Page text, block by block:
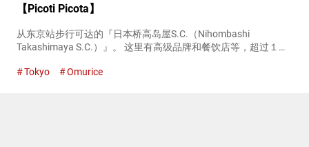
【Picoti Picota】
从东京站步行可达的『日本桥高岛屋S.C.（Nihombashi
Takashimaya S.C.）』。 这里有高级品牌和餐饮店等，超过１０
（Nihombashi Takashimay...
Tokyo Omurice